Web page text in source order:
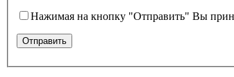
Нажимая на кнопку "Отправить" Вы